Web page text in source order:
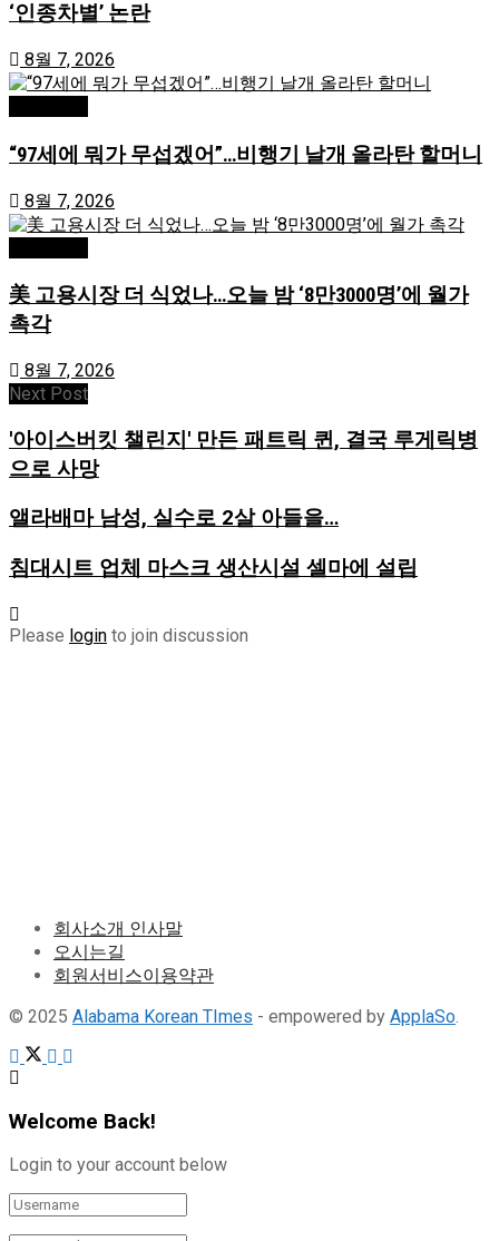
‘인종차별’ 논란
8월 7, 2026
“97세에 뭐가 무섭겠어”…비행기 날개 올라탄 할머니
8월 7, 2026
美 고용시장 더 식었나…오늘 밤 ‘8만3000명’에 월가
촉각
8월 7, 2026
Next Post
'아이스버킷 챌린지' 만든 패트릭 퀸, 결국 루게릭병
으로 사망
앨라배마 남성, 실수로 2살 아들을…
침대시트 업체 마스크 생산시설 셀마에 설립
Please login to join discussion
회사소개 인사말
오시는길
회원서비스이용약관
© 2025 Alabama Korean TImes - empowered by ApplaSo.
Welcome Back!
Login to your account below